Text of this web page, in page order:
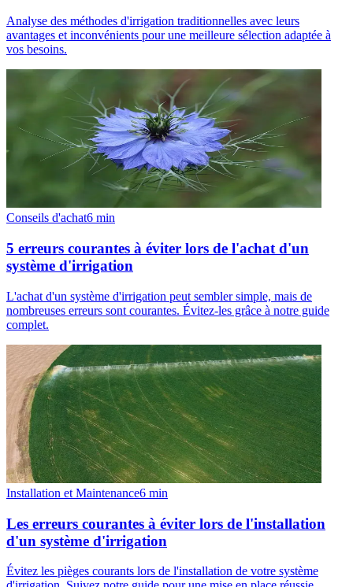
Analyse des méthodes d'irrigation traditionnelles avec leurs
avantages et inconvénients pour une meilleure sélection adaptée à
vos besoins.
Conseils d'achat6 min
5 erreurs courantes à éviter lors de l'achat d'un
système d'irrigation
L'achat d'un système d'irrigation peut sembler simple, mais de
nombreuses erreurs sont courantes. Évitez-les grâce à notre guide
complet.
Installation et Maintenance6 min
Les erreurs courantes à éviter lors de l'installation
d'un système d'irrigation
Évitez les pièges courants lors de l'installation de votre système